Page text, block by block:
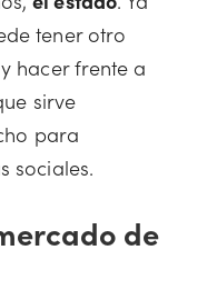
tener otro
hacer frente a
sirve
para
sociales.
de